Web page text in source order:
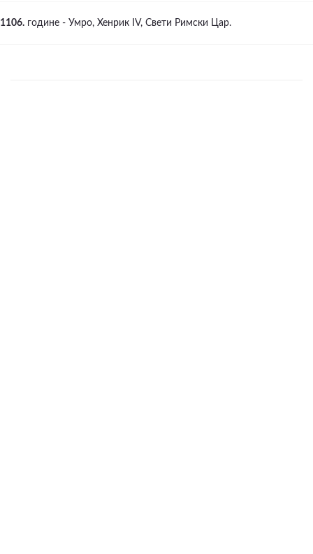
1106. године - Умро, Хенрик IV, Свети Римски Цар.